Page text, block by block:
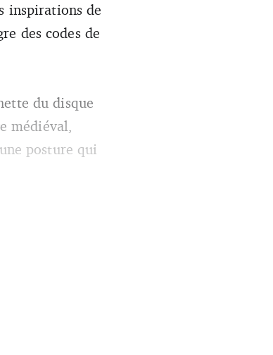
inspirations de
des codes de
du disque
médiéval,
posture qui